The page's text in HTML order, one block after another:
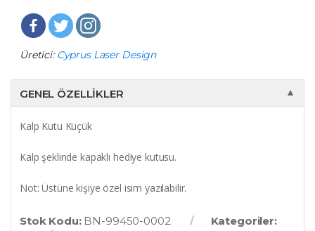
Üretici: Cyprus Laser Design
GENEL ÖZELLIKLER ▼
Kalp Kutu Küçük
Kalp şeklinde kapaklı hediye kutusu.
Not: Üstüne kişiye özel isim yazılabilir.
Stok Kodu: BN-99450-0002
Kategoriler: